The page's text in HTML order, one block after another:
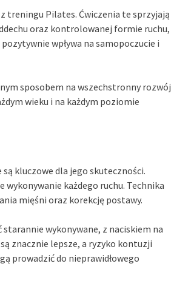
treningu Pilates. Ćwiczenia te sprzyjają
oraz kontrolowanej formie ruchu,
wpływa na samopoczucie i
sposobem na wszechstronny rozwój
wieku i na każdym poziomie
kluczowe dla jego skuteczności.
każdego ruchu. Technika
mięśni oraz korekcję postawy.
wykonywane, z naciskiem na
znacznie lepsze, a ryzyko kontuzji
prowadzić do nieprawidłowego